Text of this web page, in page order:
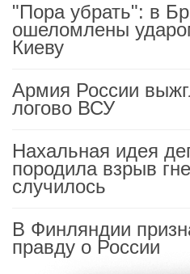
"Пора убрать": в
ошеломлены
Киеву
Армия России
логово ВСУ
Нахальная идея
породила взрыв
случилось
В Финляндии
правду о России